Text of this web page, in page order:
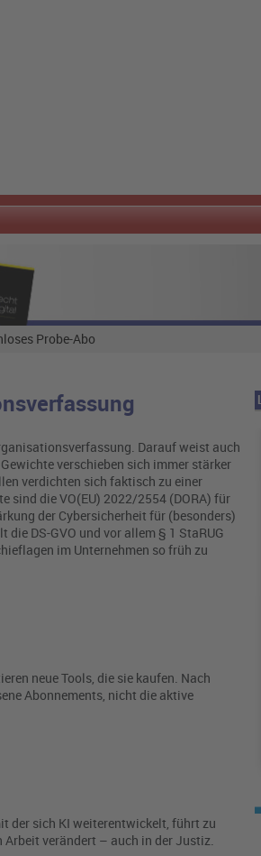
Probe-Abo
Darauf weist auch
verschieben sich immer stärker
verdichten sich faktisch zu einer
sind die VO(EU) 2022/2554 (DORA) für
der Cybersicherheit für (besonders)
DS-GVO und vor allem § 1 StaRUG
im Unternehmen so früh zu
neue Tools, die sie kaufen. Nach
Abonnements, nicht die aktive
der sich KI weiterentwickelt, führt zu
verändert – auch in der Justiz.